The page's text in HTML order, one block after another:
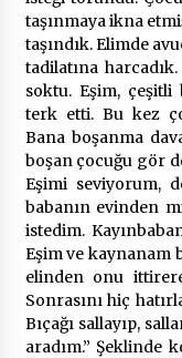
taşınmaya ikna
taşındık. Elimde
tadilatına
soktu. Eşim, çeşitli
terk etti. Bu kez
Bana boşanma
boşan çocuğu gör
Eşimi seviyorum,
babanın evinden
istedim.
Eşim ve kaynanam
elinden onu
Sonrasını hiç
Bıçağı sallayıp,
aradım.” Şeklinde